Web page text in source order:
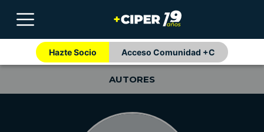
Hazte Socio Acceso Comunidad +C
AUTORES